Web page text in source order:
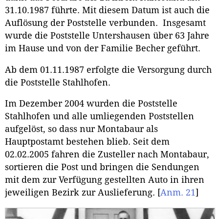
31.10.1987 führte. Mit diesem Datum ist auch die
Auflösung der Poststelle verbunden. Insgesamt
wurde die Poststelle Untershausen über 63 Jahre
im Hause und von der Familie Becher geführt.
Ab dem 01.11.1987 erfolgte die Versorgung durch
die Poststelle Stahlhofen.
Im Dezember 2004 wurden die Poststelle
Stahlhofen und alle umliegenden Poststellen
aufgelöst, so dass nur Montabaur als
Hauptpostamt bestehen blieb. Seit dem
02.02.2005 fahren die Zusteller nach Montabaur,
sortieren die Post und bringen die Sendungen
mit dem zur Verfügung gestellten Auto in ihren
jeweiligen Bezirk zur Auslieferung. [Anm. 21]